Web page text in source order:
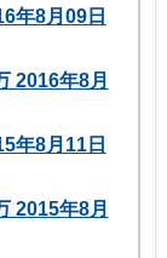
年8月09日
2016年8月
年8月11日
2015年8月